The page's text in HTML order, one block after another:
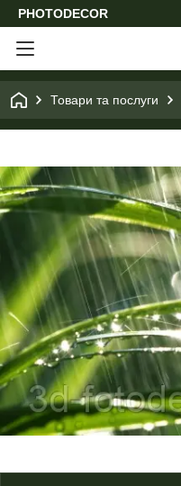
PHOTODECOR
Товари та послуги